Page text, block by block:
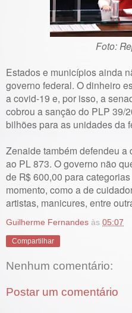
Foto:
Estados e municípios ainda
governo federal. O dinheiro
a covid-19 e, por isso, a
cobrou a sanção do PLP 39/
bilhões para as unidades da
Zenaide também defendeu
ao PL 873. O governo não
de R$ 600,00 para
momento, como a de
artistas, manicures, entre
Guilherme Fernandes às 05:07
Compartilhar
Nenhum comentário:
Postar um comentário